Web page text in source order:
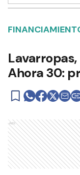
Ahora 30:
Ads